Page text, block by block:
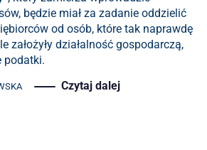
będzie miał za zadanie oddzielić
od osób, które tak naprawdę
założyły działalność gospodarczą,
podatki.
Czytaj dalej